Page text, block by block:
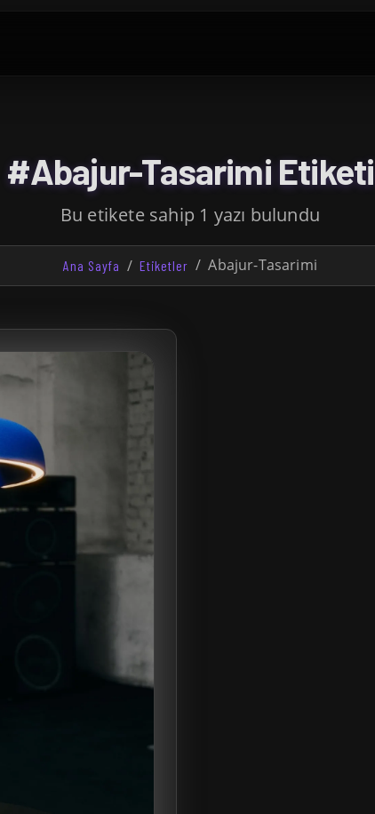
#Abajur-Tasarimi Etiketi
Bu etikete sahip 1 yazı bulundu
Ana Sayfa Etiketler Abajur-Tasarimi